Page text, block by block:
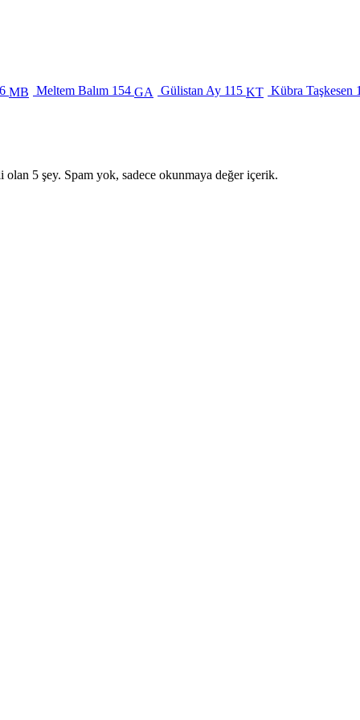
MB Meltem Balım 154 GA Gülistan Ay 115 KT Kübra Taşkesen
5 şey. Spam yok, sadece okunmaya değer içerik.